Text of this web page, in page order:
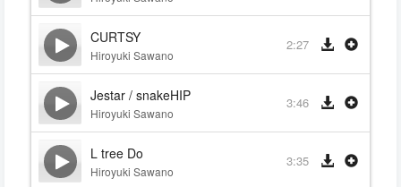
CURTSY
Hiroyuki Sawano
2:27
Jestar / snakeHIP
Hiroyuki Sawano
3:46
L tree Do
Hiroyuki Sawano
3:35